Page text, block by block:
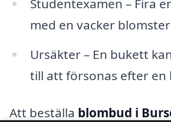
Studentexamen – Fira
med en vacker
Ursäkter – En bukett
till att försonas efter en
Att beställa blombud i